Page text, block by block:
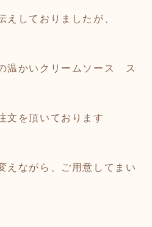
えしておりましたが、
温かいクリームソース ス
文を頂いております
えながら、ご用意してまい